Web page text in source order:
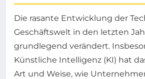
Die rasante Entwicklung der
Geschäftswelt in den letzten
grundlegend verändert.
Künstliche Intelligenz (KI) hat
Art und Weise, wie